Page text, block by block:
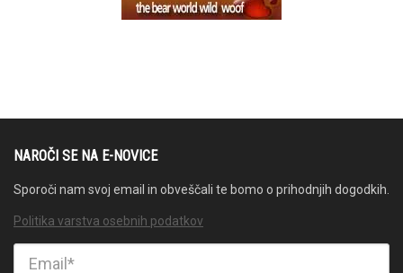
NAROČI SE NA E-NOVICE
Sporoči nam svoj email in obveščali te bomo o prihodnjih dogodkih.
Politika varstva osebnih podatkov